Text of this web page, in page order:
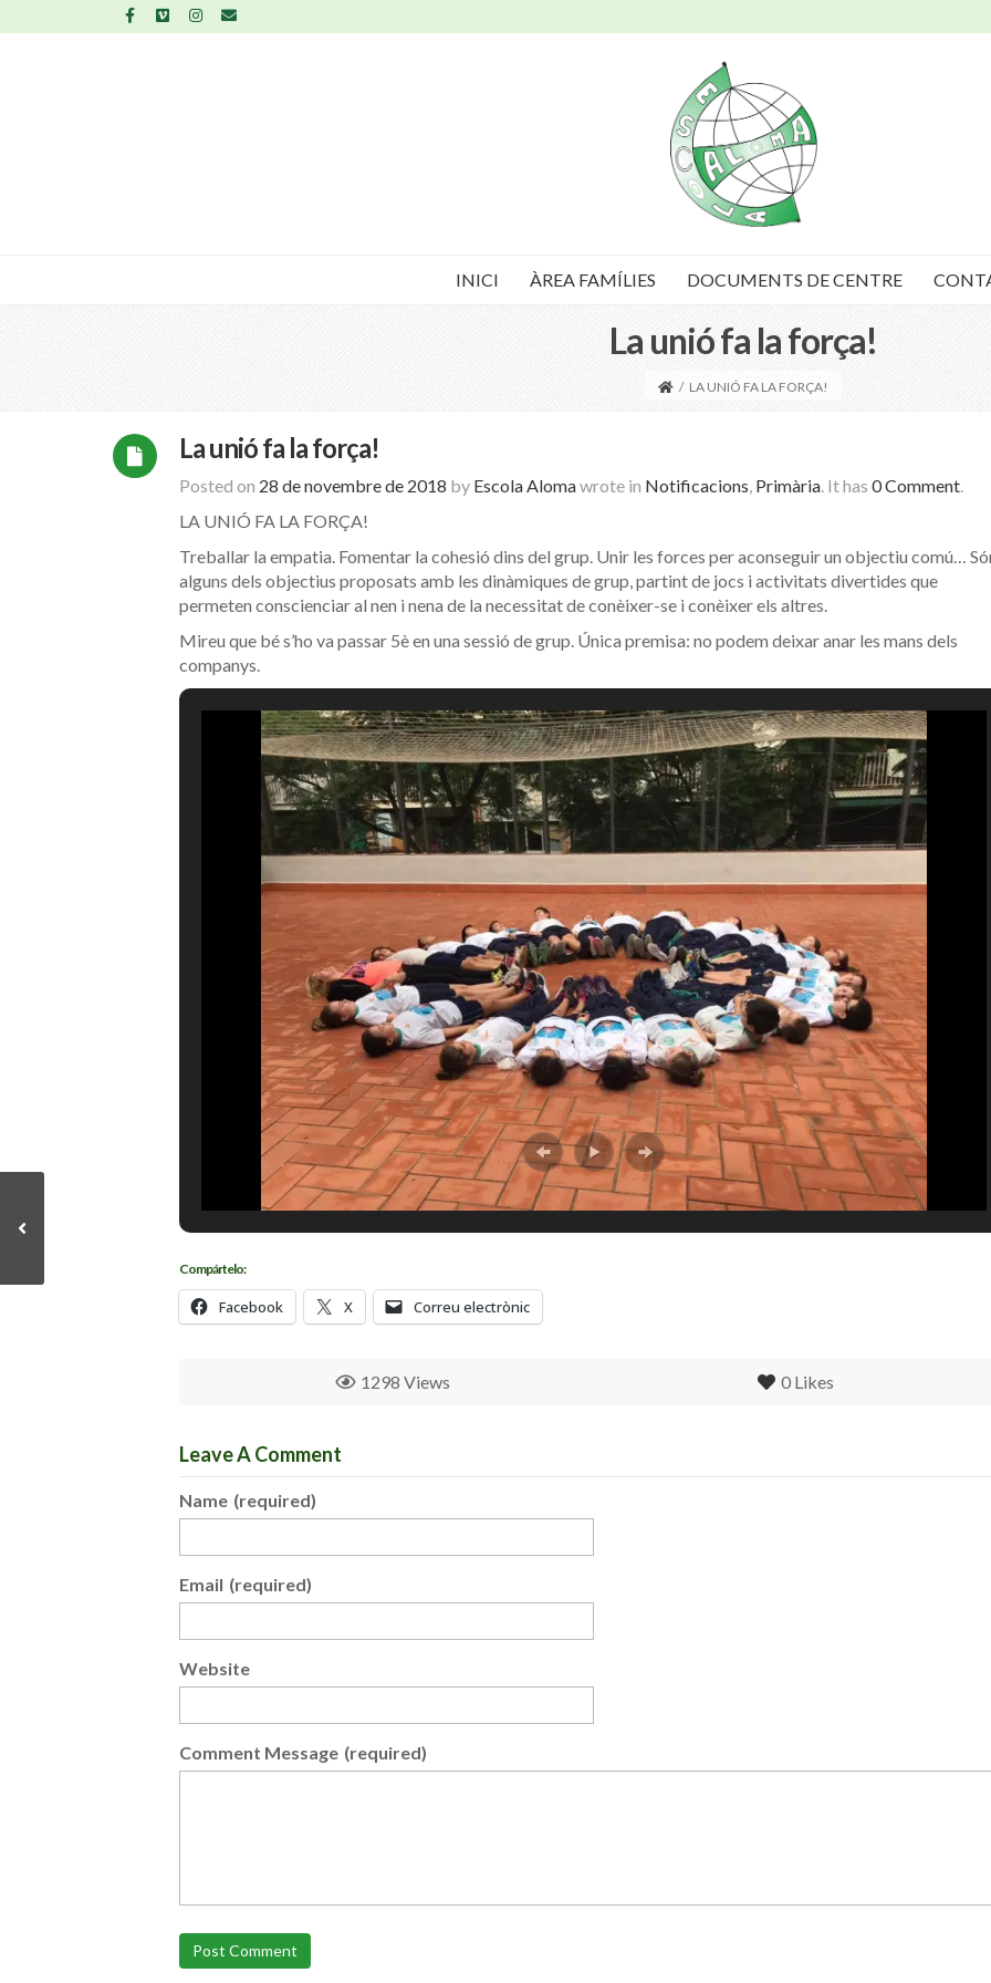
INICI ÀREA FAMÍLIES DOCUMENTS DE CENTRE
La unió fa la força!
/ LA UNIÓ FA LA FORÇA!
La unió fa la força!
Posted on 28 de novembre de 2018 by Escola Alomawrote in Notificacions, Primària. It has 0 Comment.
LA UNIÓ FA LA FORÇA!
Treballar la empatia. Fomentar la cohesió dins del grup. Unir les forces per aconseguir un objectiu comú…
alguns dels objectius proposats amb les dinàmiques de grup, partint de jocs i activitats divertides que
permeten conscienciar al nen i nena de la necessitat de conèixer-se i conèixer els altres.
Mireu que bé s’ho va passar 5è en una sessió de grup. Única premisa: no podem deixar anar les mans dels
companys.
Compártelo:
Facebook X Correu electrònic
0 Likes
1298 Views
Leave A Comment
Name (required)
Email (required)
Website
Comment Message (required)
Post Comment